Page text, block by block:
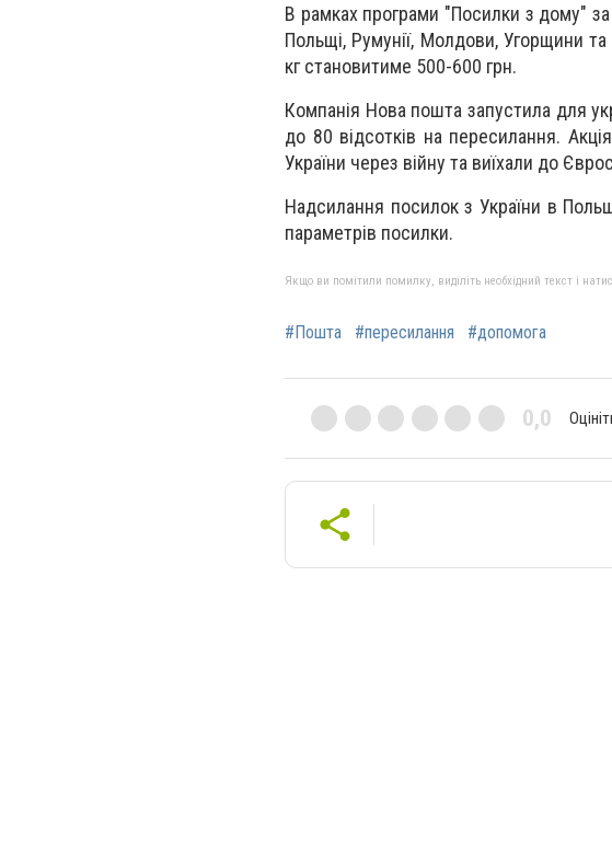
В рамках програми "Посилки з дому"
Польщі, Румунії, Молдови, Угорщини
кг становитиме 500-600 грн.
Компанія Нова пошта запустила для
до 80 відсотків на пересилання.
України через війну та виїхали до
Надсилання посилок з України в
параметрів посилки.
Якщо ви помітили помилку, виділіть необхідний текст і
#Пошта #пересилання #допомога
0,0